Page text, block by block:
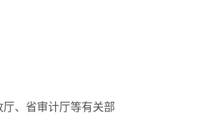
、省审计厅等有关部